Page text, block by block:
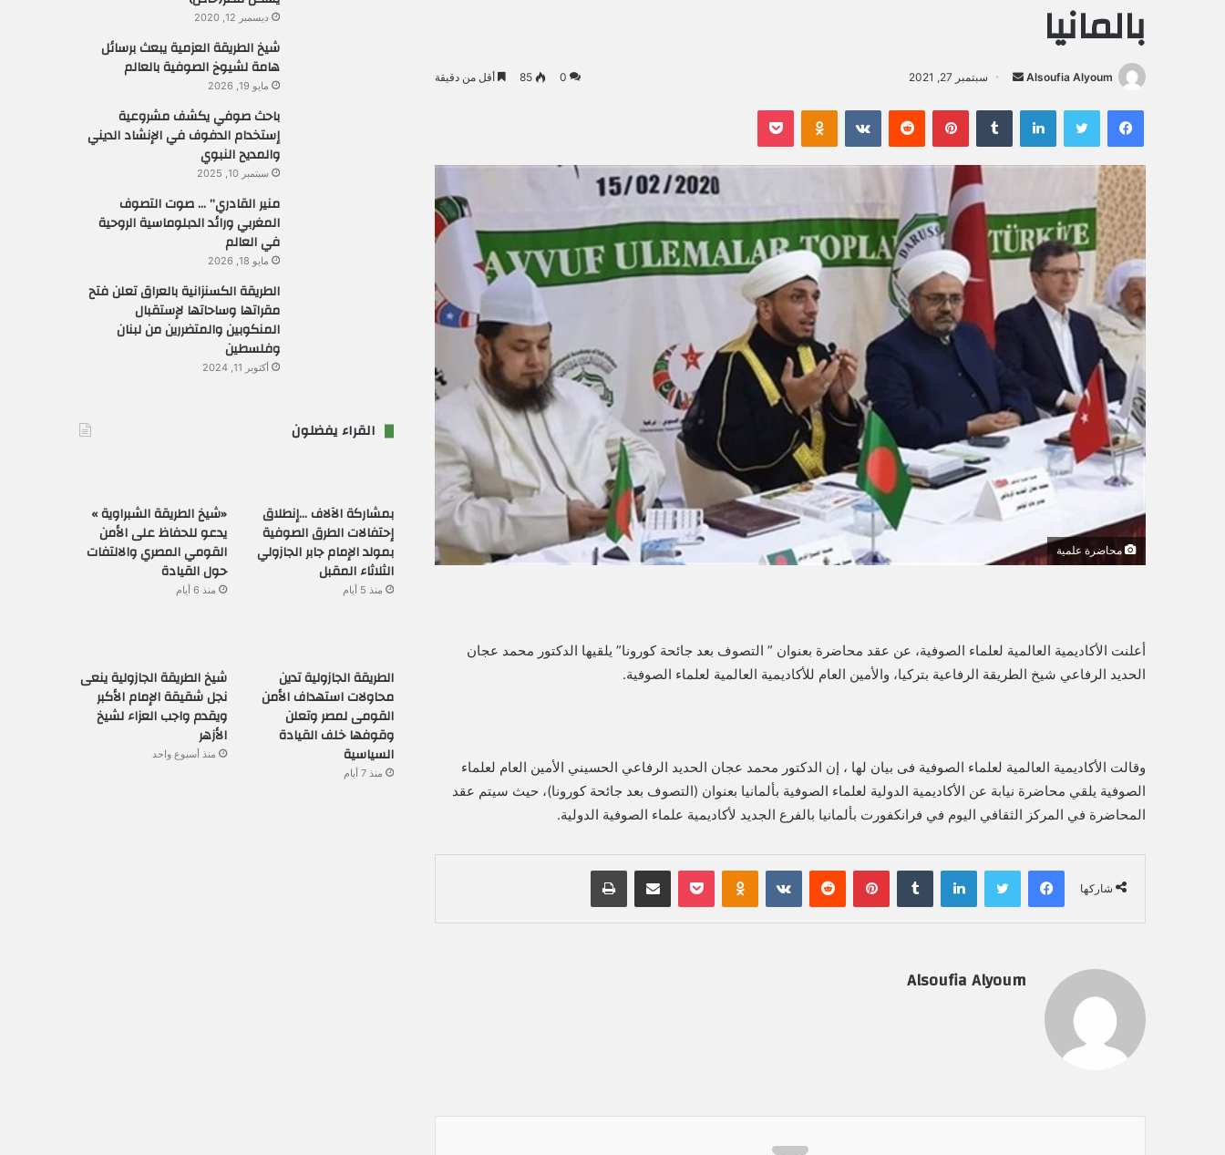
بالمانيا
Alsoufia Alyoum
ل
ب
د
ا
ن
ي
سبتمبر 27, 2021 0
85 أقل من دقيقة
فيسبوك لينكدإن بينتيريست
محاضرة علمية
أعلنت الأكاديمية العالمية لعلماء الصوفية، عن عقد محاضرة بعنوان ” التصوف بعد جائحة كورونا” يلقيها الدكتور محمد عجان
الحديد الرفاعي شيخ الطريقة الرفاعية بتركيا، والأمين العام للأكاديمية العالمية لعلماء الصوفية.
وقالت الأكاديمية العالمية لعلماء الصوفية فى بيان لها ، إن الدكتور محمد عجان الحديد الرفاعي الحسيني الأمين العام لعلماء
الصوفية يلقي محاضرة نيابة عن الأكاديمية الدولية لعلماء الصوفية بألمانيا بعنوان (التصوف بعد جائحة كورونا)، حيث سيتم عقد
المحاضرة في المركز الثقافي اليوم في فرانكفورت بألمانيا بالفرع الجديد لأكاديمية علماء الصوفية الدولية.
شاركها
فيسبوك لينكدإن بينتيريست بوكيت
Alsoufia Alyoum
ديسمبر 12, 2020
شيخ الطريقة العزمية يبعث برسائل
هامة لشيوخ الصوفية بالعالم
مايو 19, 2026
باحث صوفي يكشف مشروعية
إستخدام الدفوف في الإنشاد الديني
والمديح النبوي
سبتمبر 10, 2025
منير القادري” … صوت التصوف
المغربي ورائد الدبلوماسية الروحية
في العالم
مايو 18, 2026
الطريقة الكسنزانية بالعراق تعلن فتح
مقراتها وساحاتها لإستقبال
المنكوبين والمتضررين من لبنان
وفلسطين
أكتوبر 11, 2024
القراء يفضلون
بمشاركة الآلاف …إنطلاق
إحتفالات الطرق الصوفية
بمولد الإمام جابر الجازولي
الثلاثاء المقبل
منذ 5 أيام
«شيخ الطريقة الشبراوية »
يدعو للحفاظ على الأمن
القومي المصري والالتفات
حول القيادة
منذ 6 أيام
الطريقة الجازولية تدين
محاولات استهداف الأمن
القومى لمصر وتعلن
وقوفها خلف القيادة
السياسية
منذ 7 أيام
شيخ الطريقة الجازولية ينعى
نجل شقيقة الإمام الأكبر
ويقدم واجب العزاء لشيخ
الأزهر
منذ أسبوع واحد